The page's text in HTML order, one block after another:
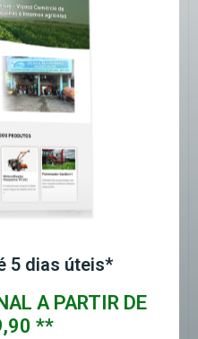
5 dias úteis*
A PARTIR DE
**